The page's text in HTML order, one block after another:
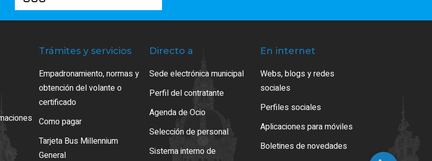
Trámites y servicios
Empadronamiento, normas y
obtención del volante o
certificado
Como pagar
Tarjeta Bus Millennium
General
Directo a
Sede electrónica municipal
Perfil del contratante
Agenda de Ocio
Selección de personal
Sistema interno de
En internet
Webs, blogs y redes
sociales
Perfiles sociales
Aplicaciones para móviles
Boletines de novedades